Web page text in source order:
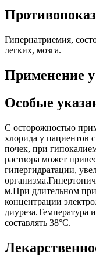
Гипернатриемия,
легких, мозга.
Применение у
Особые
С осторожностью
хлорида у пациентов
почек, при
раствора может
гипергидратации,
м.При длительном
концентрации
диуреза.Температура
составлять 38°С.